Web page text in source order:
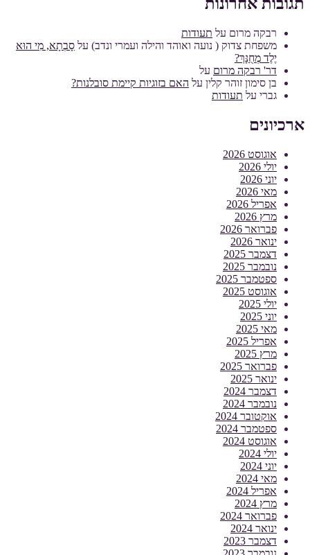
תגובות אחרונות
רבקה מרום על תעודות
משפחת צדוק ( נועה ואוהד והילה ועמרי ונדב) על סָבְתָא, מִי הוּא
יֶלֶד מְחֻנָּךְ?
דר' רבקה מרום על
בן סימון זוהר קלין על האם בזוגיות קיימת סובלנות?
גברי על תעודות
ארכיונים
אוגוסט 2026
יולי 2026
יוני 2026
מאי 2026
אפריל 2026
מרץ 2026
פברואר 2026
ינואר 2026
דצמבר 2025
נובמבר 2025
ספטמבר 2025
אוגוסט 2025
יולי 2025
יוני 2025
מאי 2025
אפריל 2025
מרץ 2025
פברואר 2025
ינואר 2025
דצמבר 2024
נובמבר 2024
אוקטובר 2024
ספטמבר 2024
אוגוסט 2024
יולי 2024
יוני 2024
מאי 2024
אפריל 2024
מרץ 2024
פברואר 2024
ינואר 2024
דצמבר 2023